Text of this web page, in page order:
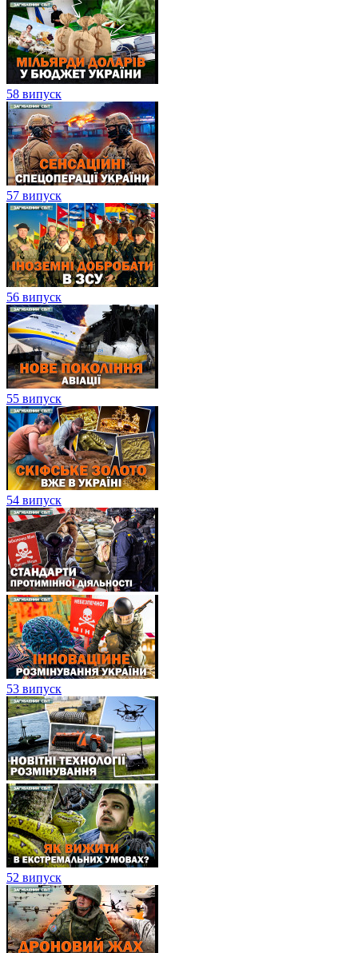
58 випуск
57 випуск
56 випуск
55 випуск
54 випуск
53 випуск
52 випуск